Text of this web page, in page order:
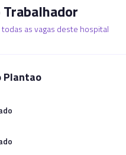
todas as vagas deste hospital
Plantao